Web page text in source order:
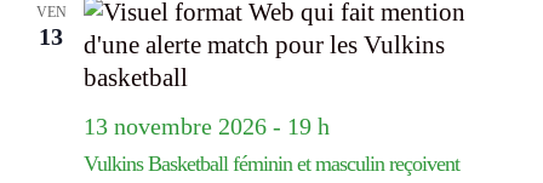
VEN
13
13 novembre 2026 - 19 h
Vulkins Basketball féminin et masculin reçoivent